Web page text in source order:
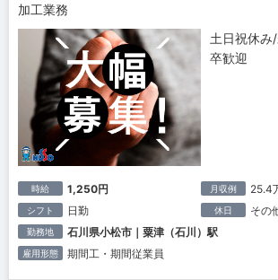
加工業務
土日祝休み
卒歓迎
時給 1,250円 月収例 25.4
シフト 日勤 休日 その
勤務地 石川県小松市｜粟津（石川）駅
雇用形態 期間工・期間従業員